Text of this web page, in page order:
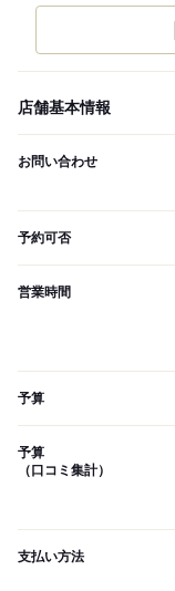
店舗基本情報
お問い合わせ
予約可否
営業時間
予算
予算
（口コミ集計）
支払い方法